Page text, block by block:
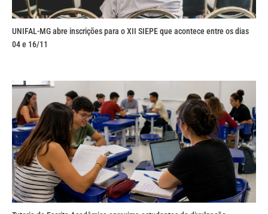
UNIFAL-MG abre inscrições para o XII SIEPE que acontece entre os dias
04 e 16/11